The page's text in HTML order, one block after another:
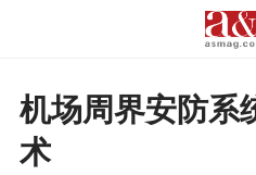
机场周界安防系
术